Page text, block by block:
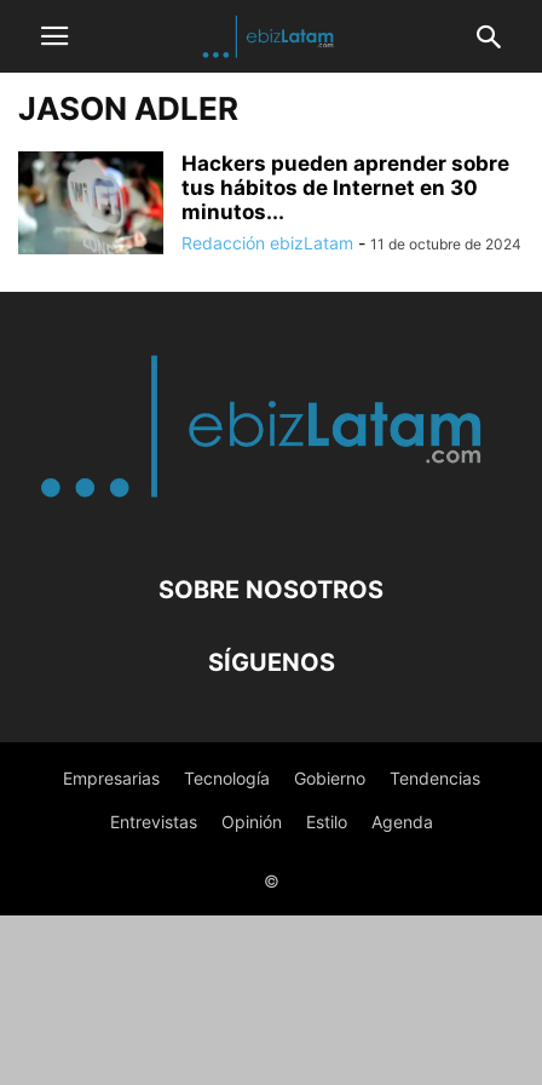
JASON ADLER
Hackers pueden aprender sobre
tus hábitos de Internet en 30
minutos...
Redacción ebizLatam - 11 de octubre de 2024
SOBRE NOSOTROS
SÍGUENOS
Empresarias Tecnología Gobierno Tendencias
Entrevistas Opinión Estilo Agenda
©